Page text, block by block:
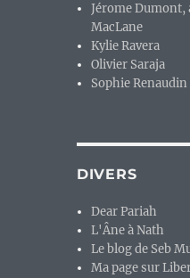
Jérome Dumont,
MacLane
Kylie Ravera
Olivier Saraja
Sophie Renaudin
DIVERS
Dear Pariah
L'Âne à Nath
Le blog de Seb
Ma page sur